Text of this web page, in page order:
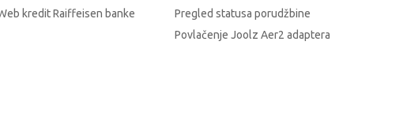
kredit Raiffeisen banke
Pregled statusa porudžbine
Povlačenje Joolz Aer2 adaptera